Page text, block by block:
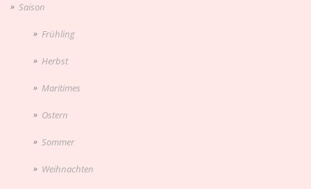
Saison
Frühling
Herbst
Maritimes
Ostern
Sommer
Weihnachten